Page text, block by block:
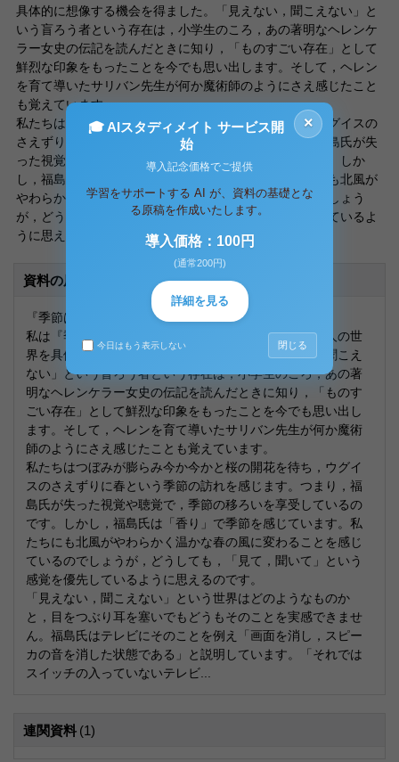
具体的に想像する機会を得ました。「見えない，聞こえない」と
いう盲ろう者という存在は，小学生のころ，あの著明なヘレンケ
ラー女史の伝記を読んだときに知り，「ものすごい存在」として
鮮烈な印象をもったことを今でも思い出します。そして，ヘレン
を育て導いたサリバン先生が何か魔術師のようにさえ感じたこと
も覚えています。
私たちはつぼみが膨らみ今か今かと桜の開花を待ち，ウグイスの
さえずりに春という季節の訪れを感じます。つまり，福島氏が失
った視覚や聴覚で，季節の移ろいを享受しているのです。しか
し，福島氏は「香り」で季節を感じています。私たちにも北風が
やわらかく温かな春の風に変わることを感じているのでしょう
が，どうしても，「見て，聞いて」という感覚を優先しているよ
うに思えるのです。
資料の原本内容
『季節は香りから』を読んで
私は『季節は香りから』を読んで，初めて盲ろう者の人の世
界を具体的に想像する機会を得ました。「見えない，聞こえ
ない」という盲ろう者という存在は，小学生のころ，あの著
明なヘレンケラー女史の伝記を読んだときに知り，「ものす
ごい存在」として鮮烈な印象をもったことを今でも思い出し
ます。そして，ヘレンを育て導いたサリバン先生が何か魔術
師のようにさえ感じたことも覚えています。
私たちはつぼみが膨らみ今か今かと桜の開花を待ち，ウグイ
スのさえずりに春という季節の訪れを感じます。つまり，福
島氏が失った視覚や聴覚で，季節の移ろいを享受しているの
です。しかし，福島氏は「香り」で季節を感じています。私
たちにも北風がやわらかく温かな春の風に変わることを感じ
ているのでしょうが，どうしても，「見て，聞いて」という
感覚を優先しているように思えるのです。
「見えない，聞こえない」という世界はどのようなものか
と，目をつぶり耳を塞いでもどうもそのことを実感できませ
ん。福島氏はテレビにそのことを例え「画面を消し，スピー
カの音を消した状態である」と説明しています。「それでは
スイッチの入っていないテレビ...
連関資料 (1)
×
🎓 AIスタディメイト サービス開
始
導入記念価格でご提供
学習をサポートする AI が、資料の基礎とな
る原稿を作成いたします。
導入価格：100円
(通常200円)
詳細を見る
今日はもう表示しない 閉じる